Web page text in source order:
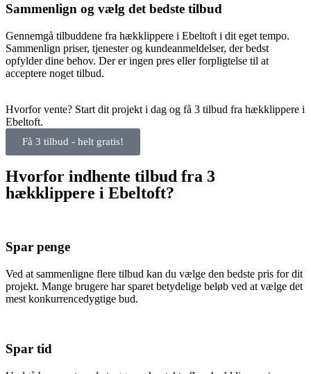
Sammenlign og vælg det bedste tilbud
Gennemgå tilbuddene fra hækklippere i Ebeltoft i dit eget tempo.
Sammenlign priser, tjenester og kundeanmeldelser, der bedst
opfylder dine behov. Der er ingen pres eller forpligtelse til at
acceptere noget tilbud.
Hvorfor vente? Start dit projekt i dag og få 3 tilbud fra hækklippere i
Ebeltoft.
Få 3 tilbud - helt gratis!
Hvorfor indhente tilbud fra 3
hækklippere i Ebeltoft?
Spar penge
Ved at sammenligne flere tilbud kan du vælge den bedste pris for dit
projekt. Mange brugere har sparet betydelige beløb ved at vælge det
mest konkurrencedygtige bud.
Spar tid